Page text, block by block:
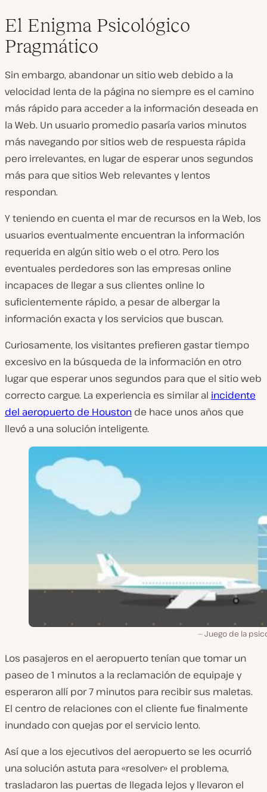
El Enigma Psicológico
Pragmático
Sin embargo, abandonar un sitio web debido a la
velocidad lenta de la página no siempre es el camino
más rápido para acceder a la información deseada en
la Web. Un usuario promedio pasaría varios minutos
más navegando por sitios web de respuesta rápida
pero irrelevantes, en lugar de esperar unos segundos
más para que sitios Web relevantes y lentos
respondan.
Y teniendo en cuenta el mar de recursos en la Web, los
usuarios eventualmente encuentran la información
requerida en algún sitio web o el otro. Pero los
eventuales perdedores son las empresas online
incapaces de llegar a sus clientes online lo
suficientemente rápido, a pesar de albergar la
información exacta y los servicios que buscan.
Curiosamente, los visitantes prefieren gastar tiempo
excesivo en la búsqueda de la información en otro
lugar que esperar unos segundos para que el sitio web
correcto cargue. La experiencia es similar al incidente
del aeropuerto de Houston de hace unos años que
llevó a una solución inteligente.
Juego de la
Los pasajeros en el aeropuerto tenían que tomar un
paseo de 1 minutos a la reclamación de equipaje y
esperaron allí por 7 minutos para recibir sus maletas.
El centro de relaciones con el cliente fue finalmente
inundado con quejas por el servicio lento.
Así que a los ejecutivos del aeropuerto se les ocurrió
una solución astuta para «resolver» el problema,
trasladaron las puertas de llegada lejos y llevaron el